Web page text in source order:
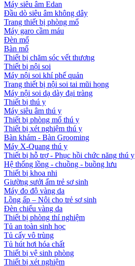
Máy siêu âm Edan
Đầu dò siêu âm không dây
Trang thiết bị phòng mổ
Máy garo cầm máu
Đèn mổ
Bàn mổ
Thiết bị chăm sóc vết thương
Thiết bị nội soi
Máy nội soi khí phế quản
Trang thiết bị nội soi tai mũi họng
Máy nội soi dạ dày đại tràng
Thiết bị thú y
Máy siêu âm thú y
Thiết bị phòng mổ thú y
Thiết bị xét nghiệm thú y
Bàn khám - Bàn Grooming
Máy X-Quang thú y
Thiết bị hỗ trợ - Phục hồi chức năng thú y
Hệ thống lồng - chuồng - buồng lưu
Thiết bị khoa nhi
Giường sưởi ấm trẻ sơ sinh
Máy đo độ vàng da
Lồng ấp – Nôi cho trẻ sơ sinh
Đèn chiếu vàng da
Thiết bị phòng thí nghiệm
Tủ an toàn sinh học
Tủ cấy vô trùng
Tủ hút hơi hóa chất
Thiết bị vệ sinh phòng
Thiết bị xét nghiệm